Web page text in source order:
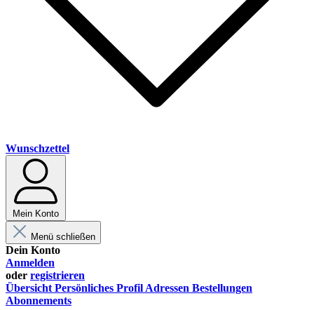
Wunschzettel
Mein Konto
Menü schließen
Dein Konto
Anmelden
oder registrieren
Übersicht Persönliches Profil Adressen Bestellungen
Abonnements